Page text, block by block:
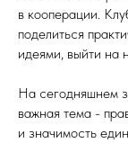
в кооперации.
поделиться
идеями, выйти на
На сегодняшнем
важная тема -
и значимость